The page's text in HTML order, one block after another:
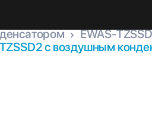
EWAS-TZSSD
с воздушным